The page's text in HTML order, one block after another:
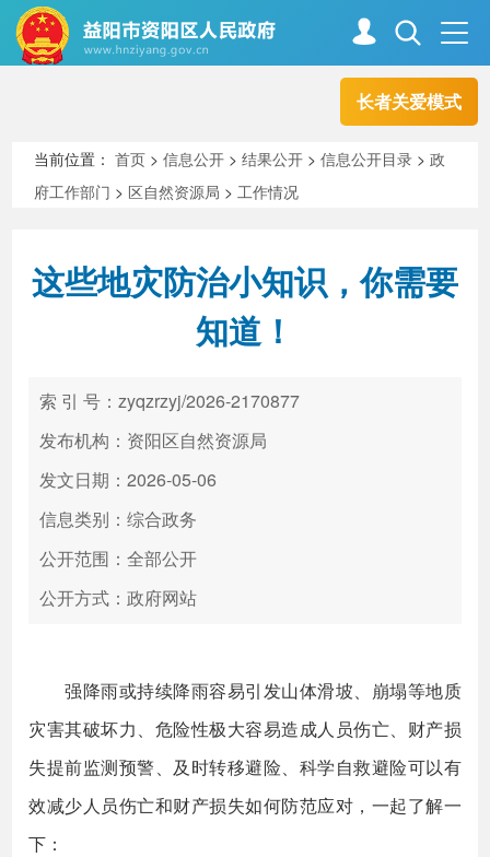
长者关爱模式
走进资阳
新闻中心 解读回应
政务服务
高效办成一件事
当前位置：首页 >信息公开 >结果公开 >信息公开目录 >政
府工作部门 > 区自然资源局 >工作情况
这些地灾防治小知识，你需要
知道！
索 引 号：zyqzrzyj/2026-2170877
发布机构：资阳区自然资源局
发文日期：2026-05-06
信息类别：综合政务
公开范围：全部公开
公开方式：政府网站
强降雨或持续降雨容易引发山体滑坡、崩塌等地质
灾害其破坏力、危险性极大容易造成人员伤亡、财产损
失提前监测预警、及时转移避险、科学自救避险可以有
效减少人员伤亡和财产损失如何防范应对，一起了解一
下：